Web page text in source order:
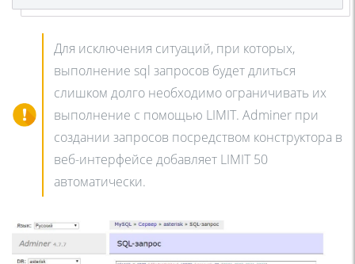
Для исключения ситуаций, при которых,
выполнение sql запросов будет длиться
слишком долго необходимо ограничивать их
выполнение с помощью LIMIT. Adminer при
создании запросов посредством конструктора в
веб-интерфейсе добавляет LIMIT 50
автоматически.